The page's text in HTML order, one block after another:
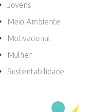
Jovens
Meio Ambiente
Motivacional
Mulher
Sustentabilidade